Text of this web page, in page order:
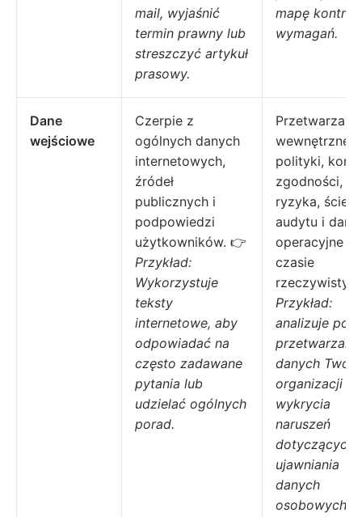
mail, wyjaśnić
termin prawny lub
streszczyć artykuł
prasowy.
mapę
wymagań.
Dane
wejściowe
Czerpie z
ogólnych danych
internetowych,
źródeł
publicznych i
podpowiedzi
użytkowników. 👉
Przykład:
Wykorzystuje
teksty
internetowe, aby
odpowiadać na
często zadawane
pytania lub
udzielać ogólnych
porad.
Przetwarza
wewnętrzne
polityki,
zgodności,
ryzyka,
audytu i dane
operacyjne w
czasie
Przykład:
analizuje
przetwarzania
danych
organizacji w
wykrycia
naruszeń
dotyczących
ujawniania
danych
osobowych.